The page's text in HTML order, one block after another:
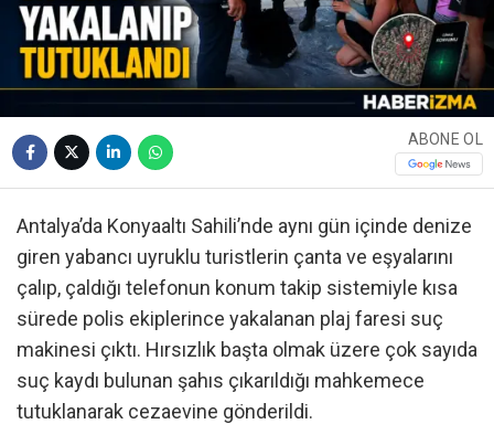
ABONE OL
Antalya’da Konyaaltı Sahili’nde aynı gün içinde denize
giren yabancı uyruklu turistlerin çanta ve eşyalarını
çalıp, çaldığı telefonun konum takip sistemiyle kısa
sürede polis ekiplerince yakalanan plaj faresi suç
makinesi çıktı. Hırsızlık başta olmak üzere çok sayıda
suç kaydı bulunan şahıs çıkarıldığı mahkemece
tutuklanarak cezaevine gönderildi.